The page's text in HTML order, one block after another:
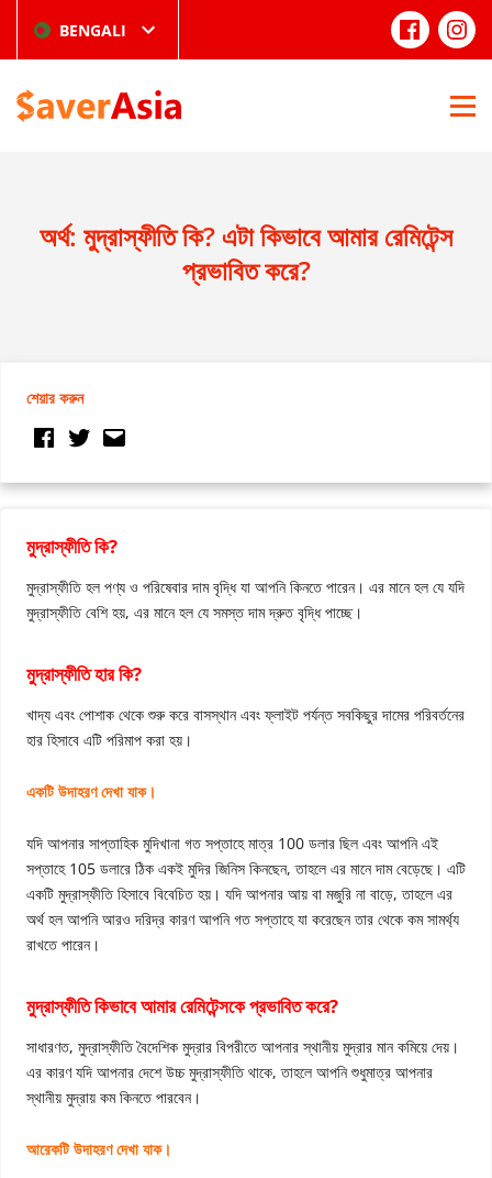
BENGALI
অর্থ: মুদ্রাস্ফীতি কি? এটা কিভাবে আমার রেমিটেন্স
প্রভাবিত করে?
শেয়ার করুন
মুদ্রাস্ফীতি কি?
মুদ্রাস্ফীতি হল পণ্য ও পরিষেবার দাম বৃদ্ধি যা আপনি কিনতে পারেন। এর মানে হল যে যদি
মুদ্রাস্ফীতি বেশি হয়, এর মানে হল যে সমস্ত দাম দ্রুত বৃদ্ধি পাচ্ছে।
মুদ্রাস্ফীতি হার কি?
খাদ্য এবং পোশাক থেকে শুরু করে বাসস্থান এবং ফ্লাইট পর্যন্ত সবকিছুর দামের পরিবর্তনের
হার হিসাবে এটি পরিমাপ করা হয়।
একটি উদাহরণ দেখা যাক।
যদি আপনার সাপ্তাহিক মুদিখানা গত সপ্তাহে মাত্র 100 ডলার ছিল এবং আপনি এই
সপ্তাহে 105 ডলারে ঠিক একই মুদির জিনিস কিনছেন, তাহলে এর মানে দাম বেড়েছে। এটি
একটি মুদ্রাস্ফীতি হিসাবে বিবেচিত হয়। যদি আপনার আয় বা মজুরি না বাড়ে, তাহলে এর
অর্থ হল আপনি আরও দরিদ্র কারণ আপনি গত সপ্তাহে যা করেছেন তার থেকে কম সামর্থ্য
রাখতে পারেন।
মুদ্রাস্ফীতি কিভাবে আমার রেমিটেন্সকে প্রভাবিত করে?
সাধারণত, মুদ্রাস্ফীতি বৈদেশিক মুদ্রার বিপরীতে আপনার স্থানীয় মুদ্রার মান কমিয়ে দেয়।
এর কারণ যদি আপনার দেশে উচ্চ মুদ্রাস্ফীতি থাকে, তাহলে আপনি শুধুমাত্র আপনার
স্থানীয় মুদ্রায় কম কিনতে পারবেন।
আরেকটি উদাহরণ দেখা যাক।